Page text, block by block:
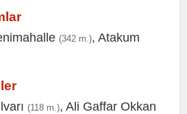
(342 m.), Atakum
(118 m.), Ali Gaffar Okkan